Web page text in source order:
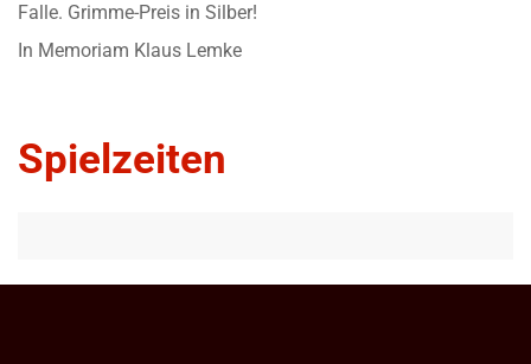
Falle. Grimme-Preis in Silber!
In Memoriam Klaus Lemke
Spielzeiten